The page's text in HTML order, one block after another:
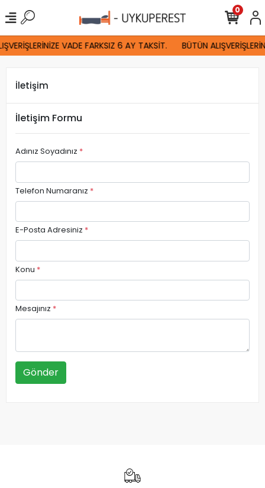
VADE FARKSIZ 6 AY TAKSİT. BÜTÜN
0
İletişim
İletişim Formu
Adınız Soyadınız *
Telefon Numaranız *
E-Posta Adresiniz *
Konu *
Mesajınız *
Gönder